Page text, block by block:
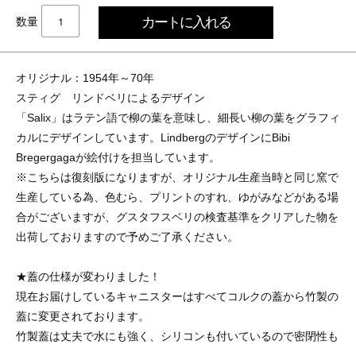
数量
オリジナル：1954年～70年
スティグ リンドベリによるデザイン
「Salix」はラテン語で柳の葉を意味し、細長い柳の葉をグラフィ
カルにデザインしています。LindbergのデザインにBibi
Bregergagaが絵付けを担当しています。
※こちらは復刻版になりますが、オリジナル生産当時と同じ窯で
生産している為、色むら、プリントのすれ、ゆがみなどがある場
合がございますが、グスタフスベリの検査基準をクリアした物を
出荷しておりますので予めご了承ください。
★蓋の仕様が変わりました！
現在お届けしているキャニスターはすべてコルクの蓋から竹製の
蓋に変更されております。
竹製蓋は丈夫で水にも強く、シリコンも付いているので密閉性も